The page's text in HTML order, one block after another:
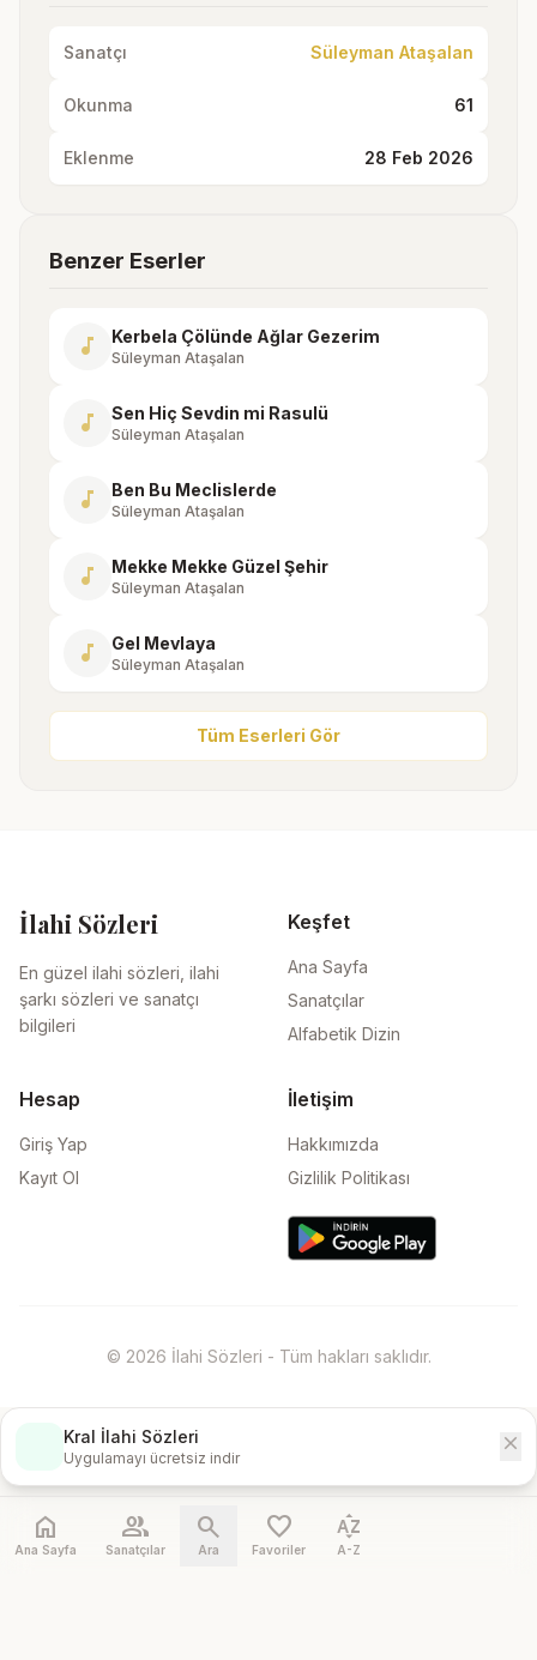
Sanatçı Süleyman Ataşalan
Okunma 61
Eklenme 28 Feb 2026
Benzer Eserler
music_note Kerbela Çölünde Ağlar Gezerim
Süleyman Ataşalan
music_note Sen Hiç Sevdin mi Rasulü
Süleyman Ataşalan
music_note Ben Bu Meclislerde
Süleyman Ataşalan
music_note Mekke Mekke Güzel Şehir
Süleyman Ataşalan
music_note Gel Mevlaya
Süleyman Ataşalan
Tüm Eserleri Gör
İlahi Sözleri
En güzel ilahi sözleri, ilahi
şarkı sözleri ve sanatçı
bilgileri
Keşfet
Ana Sayfa
Sanatçılar
Alfabetik Dizin
Hesap
Giriş Yap
Kayıt Ol
İletişim
Hakkımızda
Gizlilik Politikası
© 2026 İlahi Sözleri - Tüm hakları saklıdır.
Kral İlahi Sözleri
Uygulamayı ücretsiz indir
close
home
Ana Sayfa
people
Sanatçılar
search
Ara
favorite
Favoriler
sort_by_alpha
A-Z